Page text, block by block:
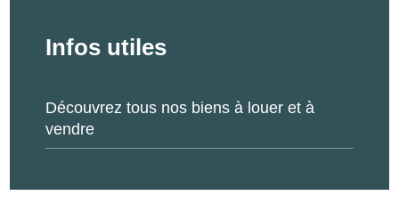
Infos utiles
Découvrez tous nos biens à louer et à
vendre